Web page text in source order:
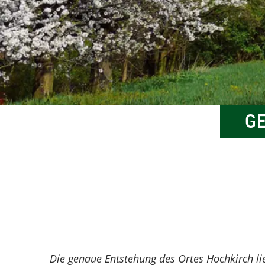
zarjadowanja
Die genaue Entstehung des Ortes Hochkirch